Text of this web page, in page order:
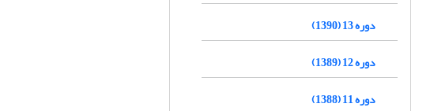
دوره 13 (1390)
دوره 12 (1389)
دوره 11 (1388)